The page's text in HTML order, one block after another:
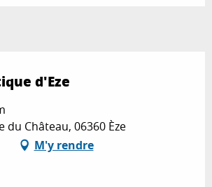
d'Eze
du Château, 06360 Èze
M'y rendre